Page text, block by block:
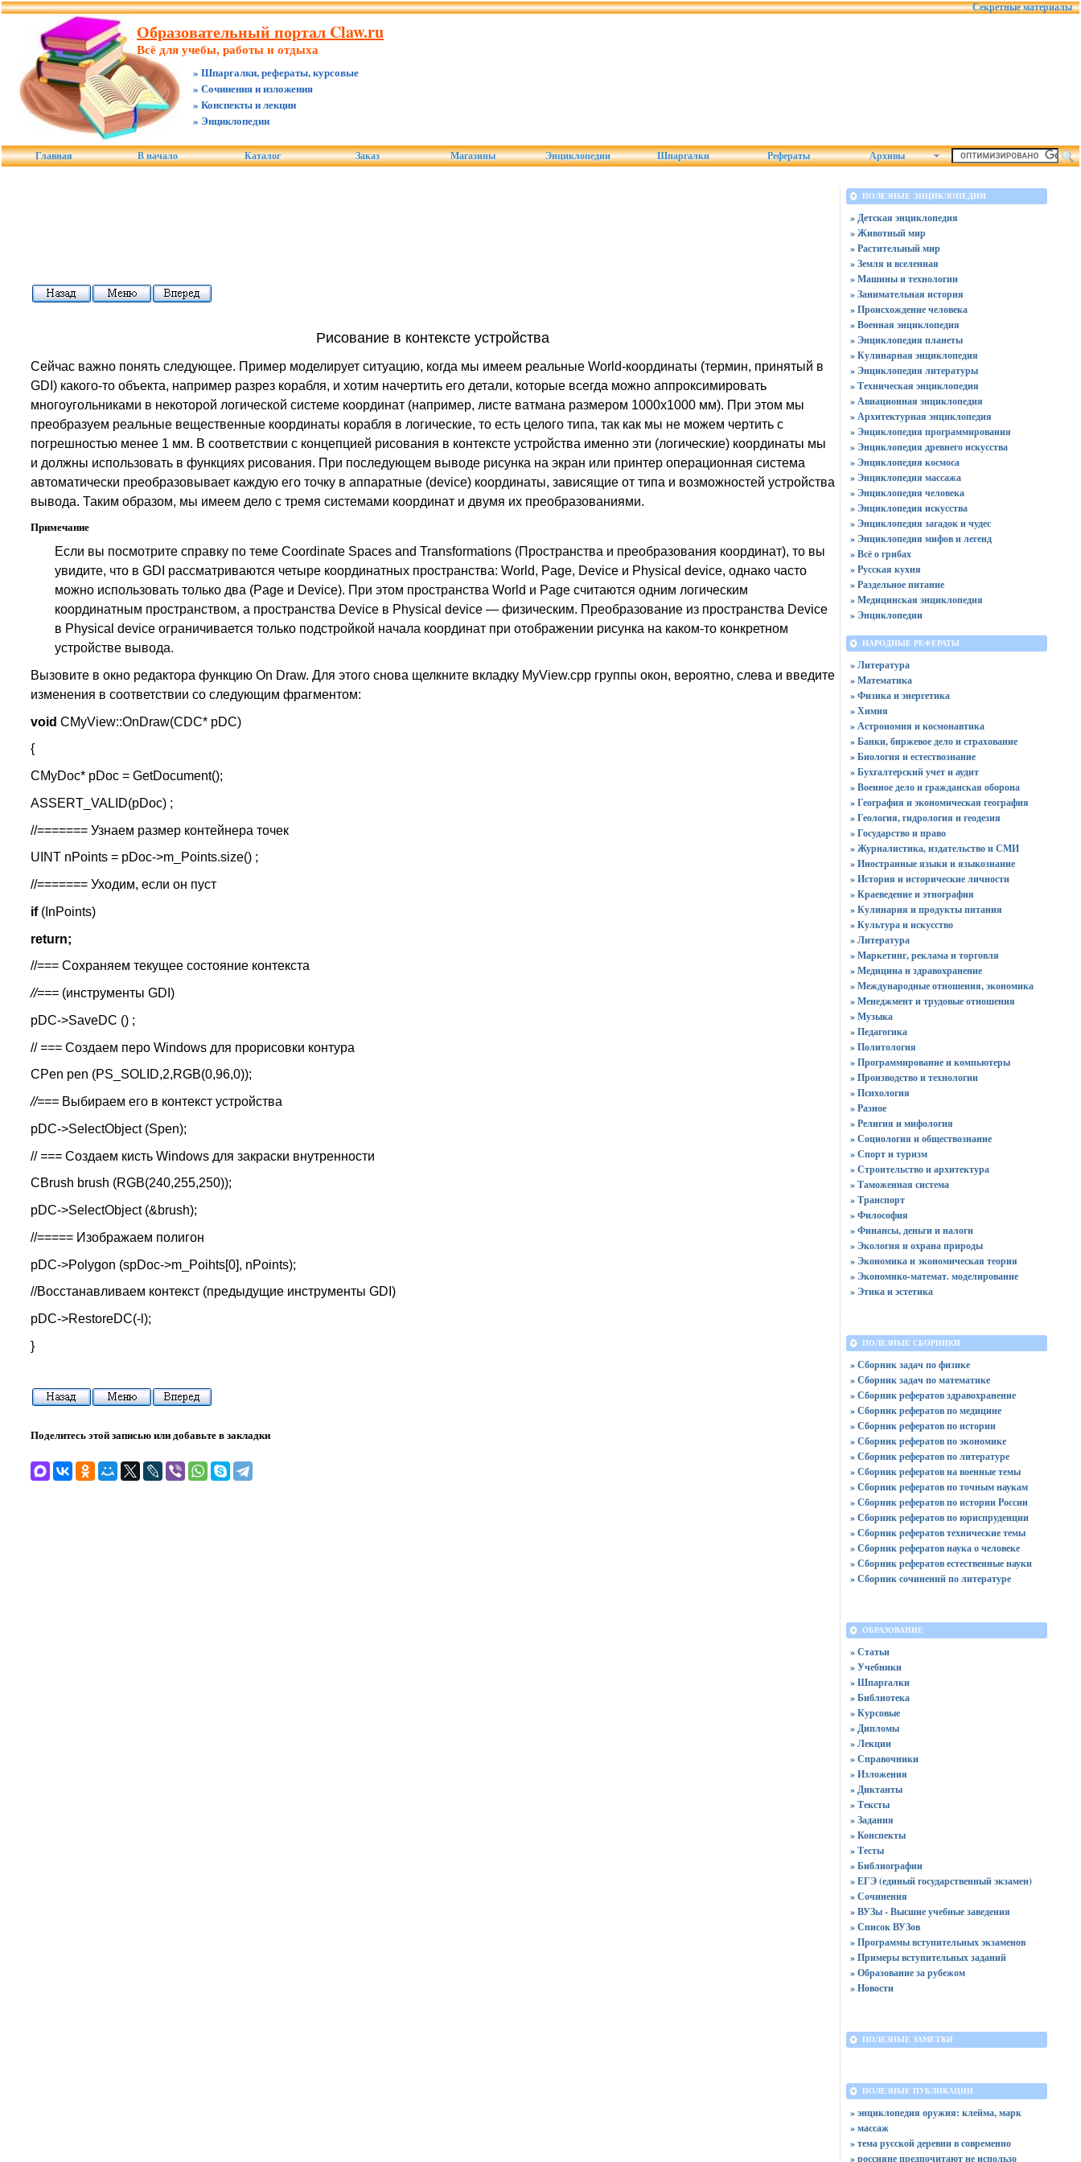
Секретные материалы
Образовательный портал Claw.ru
Всё для учебы, работы и отдыха
» Шпаргалки, рефераты, курсовые
» Сочинения и изложения
» Конспекты и лекции
» Энциклопедии
Главная В начало Каталог Заказ Магазины Энциклопедии Шпаргалки Рефераты Архивы
Рисование в контексте устройства
Сейчас важно понять следующее. Пример моделирует ситуацию, когда мы имеем реальные World-координаты (термин, принятый в
GDI) какого-то объекта, например разрез корабля, и хотим начертить его детали, которые всегда можно аппроксимировать
многоугольниками в некоторой логической системе координат (например, листе ватмана размером 1000x1000 мм). При этом мы
преобразуем реальные вещественные координаты корабля в логические, то есть целого типа, так как мы не можем чертить с
погрешностью менее 1 мм. В соответствии с концепцией рисования в контексте устройства именно эти (логические) координаты мы
и должны использовать в функциях рисования. При последующем выводе рисунка на экран или принтер операционная система
автоматически преобразовывает каждую его точку в аппаратные (device) координаты, зависящие от типа и возможностей устройства
вывода. Таким образом, мы имеем дело с тремя системами координат и двумя их преобразованиями.
Примечание
Если вы посмотрите справку по теме Coordinate Spaces and Transformations (Пространства и преобразования координат), то вы
увидите, что в GDI рассматриваются четыре координатных пространства: World, Page, Device и Physical device, однако часто
можно использовать только два (Page и Device). При этом пространства World и Page считаются одним логическим
координатным пространством, а пространства Device в Physical device — физическим. Преобразование из пространства Device
в Physical device ограничивается только подстройкой начала координат при отображении рисунка на каком-то конкретном
устройстве вывода.
Вызовите в окно редактора функцию On Draw. Для этого снова щелкните вкладку MyView.cpp группы окон, вероятно, слева и введите
изменения в соответствии со следующим фрагментом:
void CMyView::OnDraw(CDC* pDC)
{
CMyDoc* pDoc = GetDocument();
ASSERT_VALID(pDoc) ;
//======= Узнаем размер контейнера точек
UINT nPoints = pDoc->m_Points.size() ;
//======= Уходим, если он пуст
if (InPoints)
return;
//=== Сохраняем текущее состояние контекста
//=== (инструменты GDI)
pDC->SaveDC () ;
// === Создаем перо Windows для прорисовки контура
CPen pen (PS_SOLID,2,RGB(0,96,0));
//=== Выбираем его в контекст устройства
pDC->SelectObject (Spen);
// === Создаем кисть Windows для закраски внутренности
CBrush brush (RGB(240,255,250));
pDC->SelectObject (&brush);
//===== Изображаем полигон
pDC->Polygon (spDoc->m_Poihts[0], nPoints);
//Восстанавливаем контекст (предыдущие инструменты GDI)
pDC->RestoreDC(-l);
}
Поделитесь этой записью или добавьте в закладки
ПОЛЕЗНЫЕ ЭНЦИКЛОПЕДИИ
» Детская энциклопедия
» Животный мир
» Растительный мир
» Земля и вселенная
» Машины и технологии
» Занимательная история
» Происхождение человека
» Военная энциклопедия
» Энциклопедия планеты
» Кулинарная энциклопедия
» Энциклопедия литературы
» Техническая энциклопедия
» Авиационная энциклопедия
» Архитектурная энциклопедия
» Энциклопедия программирования
» Энциклопедия древнего искусства
» Энциклопедия космоса
» Энциклопедия массажа
» Энциклопедия человека
» Энциклопедия искусства
» Энциклопедия загадок и чудес
» Энциклопедия мифов и легенд
» Всё о грибах
» Русская кухня
» Раздельное питание
» Медицинская энциклопедия
» Энциклопедии
НАРОДНЫЕ РЕФЕРАТЫ
» Литература
» Математика
» Физика и энергетика
» Химия
» Астрономия и космонавтика
» Банки, биржевое дело и страхование
» Биология и естествознание
» Бухгалтерский учет и аудит
» Военное дело и гражданская оборона
» География и экономическая география
» Геология, гидрология и геодезия
» Государство и право
» Журналистика, издательство и СМИ
» Иностранные языки и языкознание
» История и исторические личности
» Краеведение и этнография
» Кулинария и продукты питания
» Культура и искусство
» Литература
» Маркетинг, реклама и торговля
» Медицина и здравохранение
» Международные отношения, экономика
» Менеджмент и трудовые отношения
» Музыка
» Педагогика
» Политология
» Программирование и компьютеры
» Производство и технологии
» Психология
» Разное
» Религия и мифология
» Социология и обществознание
» Спорт и туризм
» Строительство и архитектура
» Таможенная система
» Транспорт
» Философия
» Финансы, деньги и налоги
» Экология и охрана природы
» Экономика и экономическая теория
» Экономико-математ. моделирование
» Этика и эстетика
ПОЛЕЗНЫЕ СБОРНИКИ
» Сборник задач по физике
» Сборник задач по математике
» Сборник рефератов здравохранение
» Сборник рефератов по медицине
» Сборник рефератов по истории
» Сборник рефератов по экономике
» Сборник рефератов по литературе
» Сборник рефератов на военные темы
» Сборник рефератов по точным наукам
» Сборник рефератов по истории России
» Сборник рефератов по юриспруденции
» Сборник рефератов технические темы
» Сборник рефератов наука о человеке
» Сборник рефератов естественные науки
» Сборник сочинений по литературе
ОБРАЗОВАНИЕ
» Статьи
» Учебники
» Шпаргалки
» Библиотека
» Курсовые
» Дипломы
» Лекции
» Справочники
» Изложения
» Диктанты
» Тексты
» Задания
» Конспекты
» Тесты
» Библиографии
» ЕГЭ (единый государственный экзамен)
» Сочинения
» ВУЗы - Высшие учебные заведения
» Список ВУЗов
» Программы вступительных экзаменов
» Примеры вступительных заданий
» Образование за рубежом
» Новости
ПОЛЕЗНЫЕ ЗАМЕТКИ
ПОЛЕЗНЫЕ ПУБЛИКАЦИИ
» энциклопедия оружия: клейма, марк
» массаж
» тема русской деревни в современно
» россияне предпочитают не использо